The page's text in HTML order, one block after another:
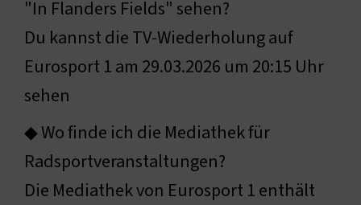
"In Flanders Fields" sehen?
Du kannst die TV-Wiederholung auf
Eurosport 1 am 29.03.2026 um 20:15 Uhr
sehen
◆ Wo finde ich die Mediathek für
Radsportveranstaltungen?
Die Mediathek von Eurosport 1 enthält